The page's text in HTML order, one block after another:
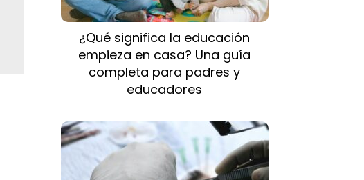
¿Qué significa la educación
empieza en casa? Una guía
completa para padres y
educadores